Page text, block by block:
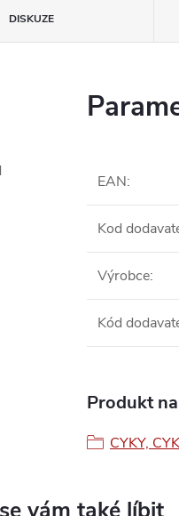
DISKUZE
EAN:
Kod
Výrobce:
Kód
Produkt
CYKY,